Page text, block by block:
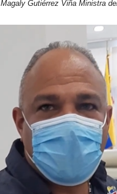
Magaly Gutiérrez Viña Ministra